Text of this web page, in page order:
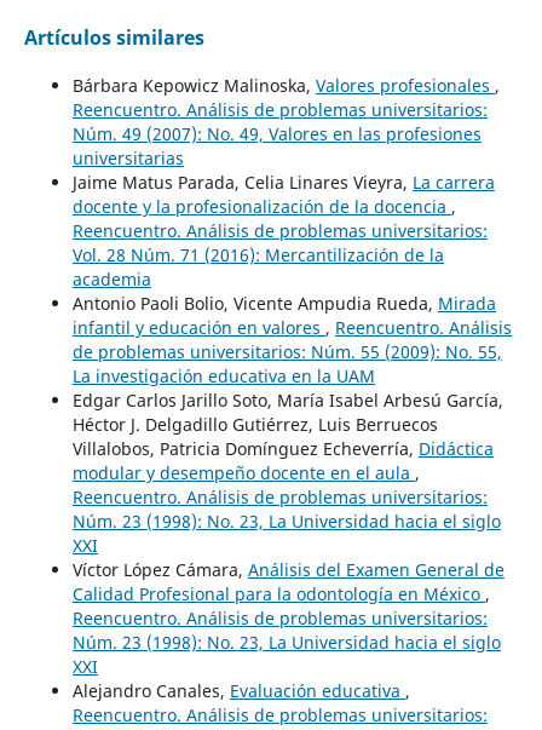
Artículos similares
Bárbara Kepowicz Malinoska, Valores profesionales ,
Reencuentro. Análisis de problemas universitarios:
Núm. 49 (2007): No. 49, Valores en las profesiones
universitarias
Jaime Matus Parada, Celia Linares Vieyra, La carrera
docente y la profesionalización de la docencia ,
Reencuentro. Análisis de problemas universitarios:
Vol. 28 Núm. 71 (2016): Mercantilización de la
academia
Antonio Paoli Bolio, Vicente Ampudia Rueda, Mirada
infantil y educación en valores , Reencuentro. Análisis
de problemas universitarios: Núm. 55 (2009): No. 55,
La investigación educativa en la UAM
Edgar Carlos Jarillo Soto, María Isabel Arbesú García,
Héctor J. Delgadillo Gutiérrez, Luis Berruecos
Villalobos, Patricia Domínguez Echeverría, Didáctica
modular y desempeño docente en el aula ,
Reencuentro. Análisis de problemas universitarios:
Núm. 23 (1998): No. 23, La Universidad hacia el siglo
XXI
Víctor López Cámara, Análisis del Examen General de
Calidad Profesional para la odontología en México ,
Reencuentro. Análisis de problemas universitarios:
Núm. 23 (1998): No. 23, La Universidad hacia el siglo
XXI
Alejandro Canales, Evaluación educativa ,
Reencuentro. Análisis de problemas universitarios: